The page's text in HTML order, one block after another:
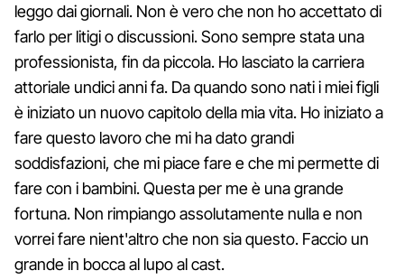
leggo dai giornali. Non è vero che non ho accettato di
farlo per litigi o discussioni. Sono sempre stata una
professionista, fin da piccola. Ho lasciato la carriera
attoriale undici anni fa. Da quando sono nati i miei figli
è iniziato un nuovo capitolo della mia vita. Ho iniziato a
fare questo lavoro che mi ha dato grandi
soddisfazioni, che mi piace fare e che mi permette di
fare con i bambini. Questa per me è una grande
fortuna. Non rimpiango assolutamente nulla e non
vorrei fare nient'altro che non sia questo. Faccio un
grande in bocca al lupo al cast.